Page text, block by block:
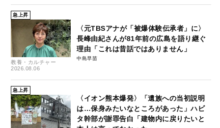
急上昇
教養・カルチャー
2026.08.06
〈元TBSアナが「被爆体験伝承者」に〉
長峰由紀さんが81年前の広島を語り継ぐ
理由「これは昔話ではありません」
中島早苗
急上昇
〈イオン熊本爆発〉「遺族への当初説明
は…保身みたいなところがあった」ハビ
タ幹部が謝罪告白「建物内に戻りたいと